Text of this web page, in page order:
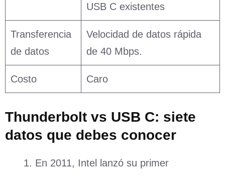
USB C existentes
Transferencia
de datos
Velocidad de datos rápida
de 40 Mbps.
Costo Caro
Thunderbolt vs USB C: siete
datos que debes conocer
En 2011, Intel lanzó su primer